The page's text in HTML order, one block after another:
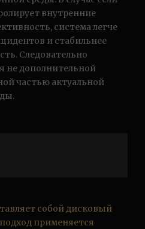
внутренние
система легче
и стабильнее
Следовательно
не дополнительной
частью актуальной
собой дисковый
применяется